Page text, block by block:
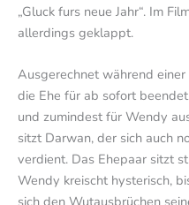
„Gluck furs neue Jahr“. Im
allerdings geklappt.
Ausgerechnet während
die Ehe für ab sofort
und zumindest für Wendy
sitzt Darwan, der sich auch
verdient. Das Ehepaar sitzt
Wendy kreischt hysterisch,
sich den Wutausbrüchen